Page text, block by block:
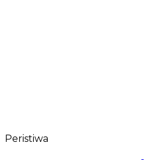
Peristiwa